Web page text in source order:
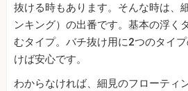
抜ける時もあります。そんな時は、
ンキング）の出番です。基本の浮く
むタイプ。バチ抜け用に2つのタイ
けば安心です。
わからなければ、細見のフローティ